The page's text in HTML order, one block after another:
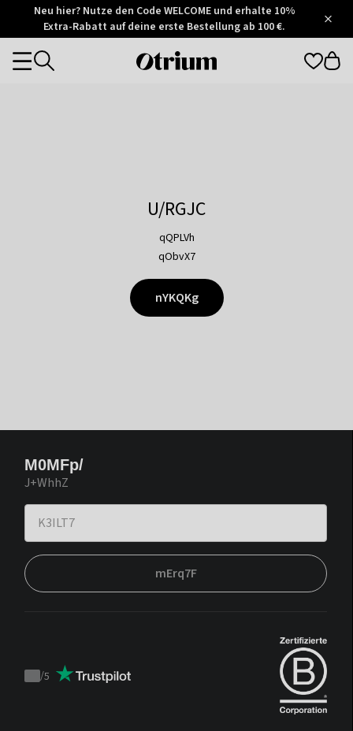
Otrium
Trustpilot
Neu hier? Nutze den Code WELCOME und erhalte 10%
Extra-Rabatt auf deine erste Bestellung ab 100 €.
Otrium
Categories
U/RGJC
qQPLVh
qObvX7
nYKQKg
M0MFp/
J+WhhZ
mErq7F
Trustpilot
/5